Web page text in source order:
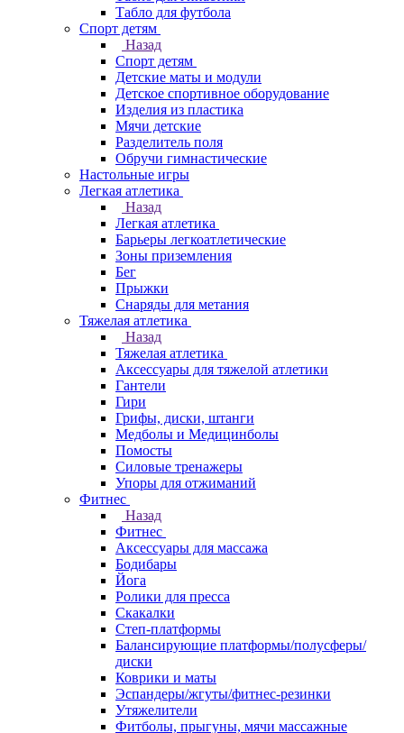
Табло для футбола
Спорт детям
Назад
Спорт детям
Детские маты и модули
Детское спортивное оборудование
Изделия из пластика
Мячи детские
Разделитель поля
Обручи гимнастические
Настольные игры
Легкая атлетика
Назад
Легкая атлетика
Барьеры легкоатлетические
Зоны приземления
Бег
Прыжки
Снаряды для метания
Тяжелая атлетика
Назад
Тяжелая атлетика
Аксессуары для тяжелой атлетики
Гантели
Гири
Грифы, диски, штанги
Медболы и Медицинболы
Помосты
Силовые тренажеры
Упоры для отжиманий
Фитнес
Назад
Фитнес
Аксессуары для массажа
Бодибары
Йога
Ролики для пресса
Скакалки
Степ-платформы
Балансирующие платформы/полусферы/
диски
Коврики и маты
Эспандеры/жгуты/фитнес-резинки
Утяжелители
Фитболы, прыгуны, мячи массажные